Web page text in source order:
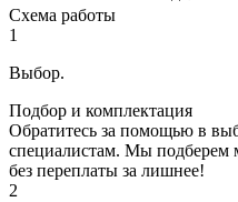
Схема работы
1
Выбор.
Подбор и комплектация
Обратитесь за помощью в
специалистам. Мы подберем
без переплаты за лишнее!
2